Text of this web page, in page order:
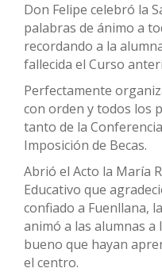
Don Felipe celebró la
palabras de ánimo a
recordando a la
fallecida el Curso
Perfectamente
con orden y todos los
tanto de la
Imposición de Becas.
Abrió el Acto la María
Educativo que
confiado a Fuenllana,
animó a las alumnas
bueno que hayan
el centro.